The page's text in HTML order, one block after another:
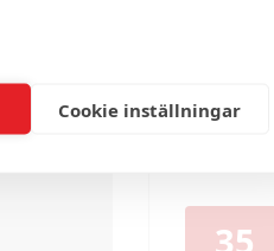
Cookie inställningar
35